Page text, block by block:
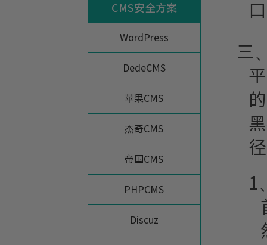
CMS安全方案
WordPress
DedeCMS
苹果CMS
杰奇CMS
帝国CMS
PHPCMS
Discuz
三
1